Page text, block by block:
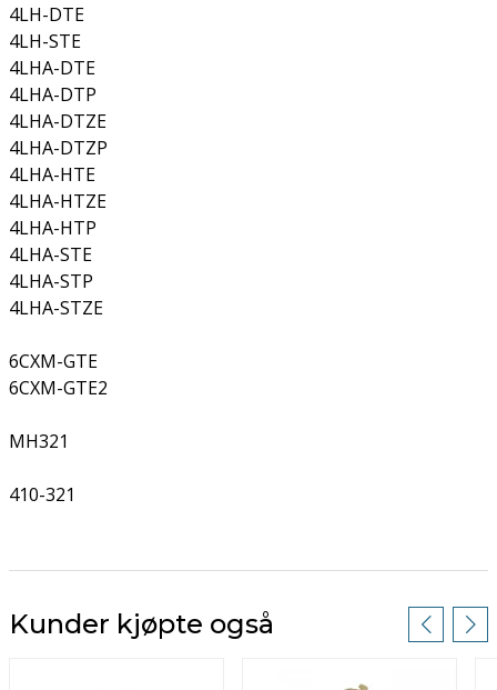
4LH-DTE
4LH-STE
4LHA-DTE
4LHA-DTP
4LHA-DTZE
4LHA-DTZP
4LHA-HTE
4LHA-HTZE
4LHA-HTP
4LHA-STE
4LHA-STP
4LHA-STZE
6CXM-GTE
6CXM-GTE2
MH321
410-321
Kunder kjøpte også